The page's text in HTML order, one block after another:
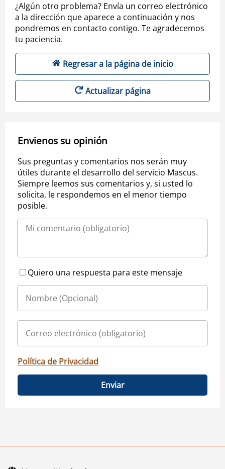
¿Algún otro problema? Envía un correo electrónico
a la dirección que aparece a continuación y nos
pondremos en contacto contigo. Te agradecemos
tu paciencia.
Regresar a la página de inicio
Actualizar página
Envienos su opinión
Sus preguntas y comentarios nos serán muy
útiles durante el desarrollo del servicio Mascus.
Siempre leemos sus comentarios y, si usted lo
solicita, le respondemos en el menor tiempo
posible.
Quiero una respuesta para este mensaje
Política de Privacidad
Enviar